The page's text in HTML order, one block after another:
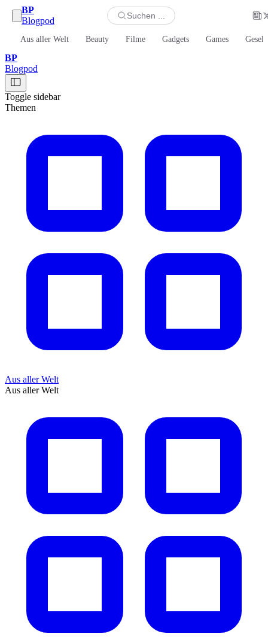
BP
Blogpod
Suchen ...
Aus aller Welt Beauty Filme Gadgets Games
BP
Blogpod
Toggle sidebar
Themen
Aus aller Welt
Aus aller Welt